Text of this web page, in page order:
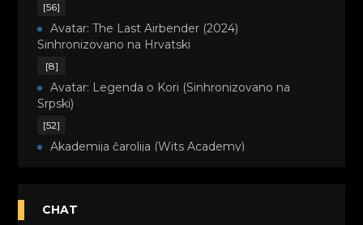
[56]
Avatar: The Last Airbender (2024)
Sinhronizovano na Hrvatski
[8]
Avatar: Legenda o Kori (Sinhronizovano na
Srpski)
[52]
Akademija čarolija (Wits Academy)
Avanture Maje i Marka (Sinhronizovano na
CHAT